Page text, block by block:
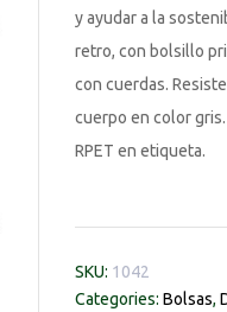
y ayudar a la
retro, con bolsillo
con cuerdas.
cuerpo en color
RPET en etiqueta.
SKU: 1042
Categories: Bolsas,